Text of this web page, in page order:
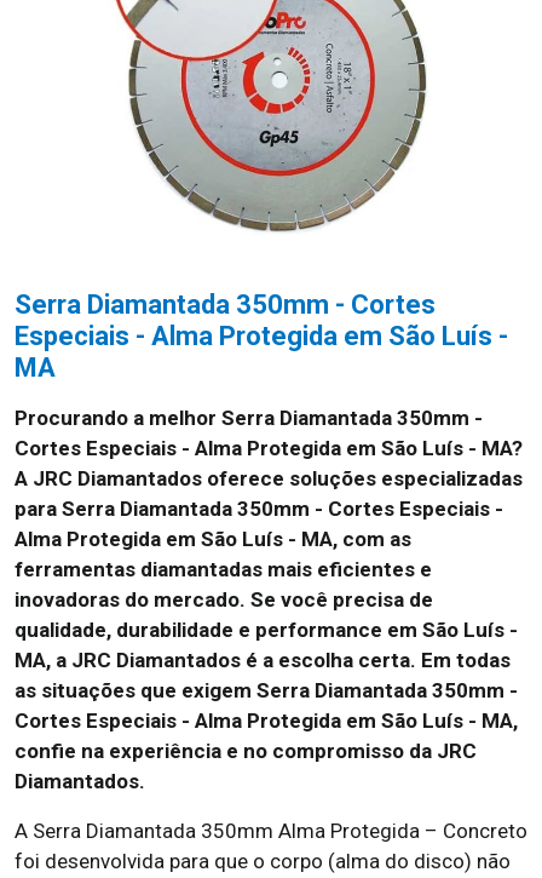
Serra Diamantada 350mm - Cortes
Especiais - Alma Protegida em São Luís -
MA
Procurando a melhor Serra Diamantada 350mm -
Cortes Especiais - Alma Protegida em São Luís - MA?
A JRC Diamantados oferece soluções especializadas
para Serra Diamantada 350mm - Cortes Especiais -
Alma Protegida em São Luís - MA, com as
ferramentas diamantadas mais eficientes e
inovadoras do mercado. Se você precisa de
qualidade, durabilidade e performance em São Luís -
MA, a JRC Diamantados é a escolha certa. Em todas
as situações que exigem Serra Diamantada 350mm -
Cortes Especiais - Alma Protegida em São Luís - MA,
confie na experiência e no compromisso da JRC
Diamantados.
A Serra Diamantada 350mm Alma Protegida – Concreto
foi desenvolvida para que o corpo (alma do disco) não